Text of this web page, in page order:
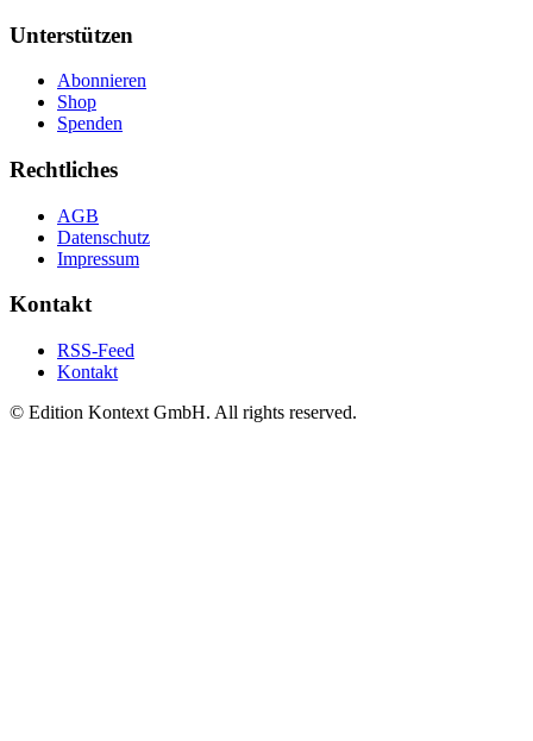
Unterstützen
Abonnieren
Shop
Spenden
Rechtliches
AGB
Datenschutz
Impressum
Kontakt
RSS-Feed
Kontakt
© Edition Kontext GmbH. All rights reserved.